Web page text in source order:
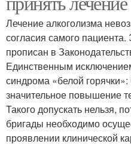
Лечение алкоголизма
согласия самого
прописан в
Единственным
синдрома «белой
значительное повышение
Такого допускать нельзя,
бригады необходимо
проявлении клинической